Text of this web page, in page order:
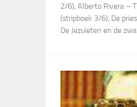
2/6), Alberto Rivera –
(stripboek 3/6), De
De Jezuïeten en de